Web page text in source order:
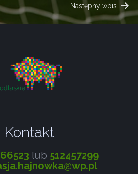
Następny wpis
Kontakt
lub 512457299